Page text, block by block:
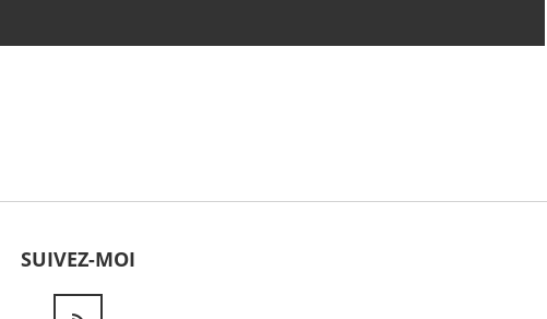
SUIVEZ-MOI